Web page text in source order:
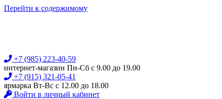
Перейти к содержимому
+7 (985) 223-40-59
интернет-магазин Пн-Сб с 9.00 до 19.00
+7 (915) 321-05-41
ярмарка Вт-Вс с 12.00 до 18.00
Войти в личный кабинет